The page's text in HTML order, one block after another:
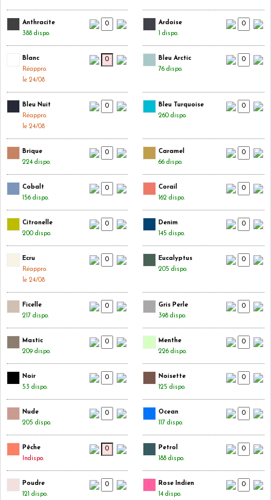
Anthracite
388 dispo.
Ardoise
1 dispo.
Blanc
Réappro.
le 24/08
Bleu Arctic
76 dispo.
Bleu Nuit
Réappro.
le 24/08
Bleu Turquoise
260 dispo.
Brique
224 dispo.
Caramel
66 dispo.
Cobalt
156 dispo.
Corail
162 dispo.
Citronelle
200 dispo.
Denim
145 dispo.
Ecru
Réappro.
le 24/08
Eucalyptus
205 dispo.
Ficelle
217 dispo.
Gris Perle
398 dispo.
Mastic
209 dispo.
Menthe
226 dispo.
Noir
53 dispo.
Noisette
125 dispo.
Nude
205 dispo.
Ocean
117 dispo.
Pêche
Indispo.
Petrol
188 dispo.
Poudre
121 dispo.
Rose Indien
14 dispo.